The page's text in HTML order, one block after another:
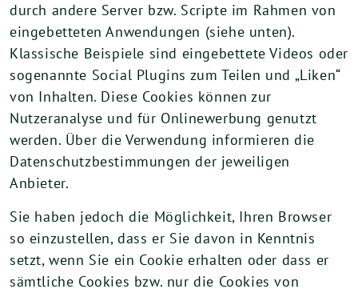
durch andere Server bzw. Scripte im Rahmen von
eingebetteten Anwendungen (siehe unten).
Klassische Beispiele sind eingebettete Videos oder
sogenannte Social Plugins zum Teilen und „Liken“
von Inhalten. Diese Cookies können zur
Nutzeranalyse und für Onlinewerbung genutzt
werden. Über die Verwendung informieren die
Datenschutzbestimmungen der jeweiligen
Anbieter.
Sie haben jedoch die Möglichkeit, Ihren Browser
so einzustellen, dass er Sie davon in Kenntnis
setzt, wenn Sie ein Cookie erhalten oder dass er
sämtliche Cookies bzw. nur die Cookies von